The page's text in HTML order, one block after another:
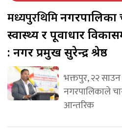
मध्यपुरथिमिनगरपालिका
स्वास्थ्य र पूर्वाधार
: नगर प्रमुख सुरेन्द्र श्रेष्ठ
भक्तपुर, २२
नगरपालिकाले
आन्तरिक